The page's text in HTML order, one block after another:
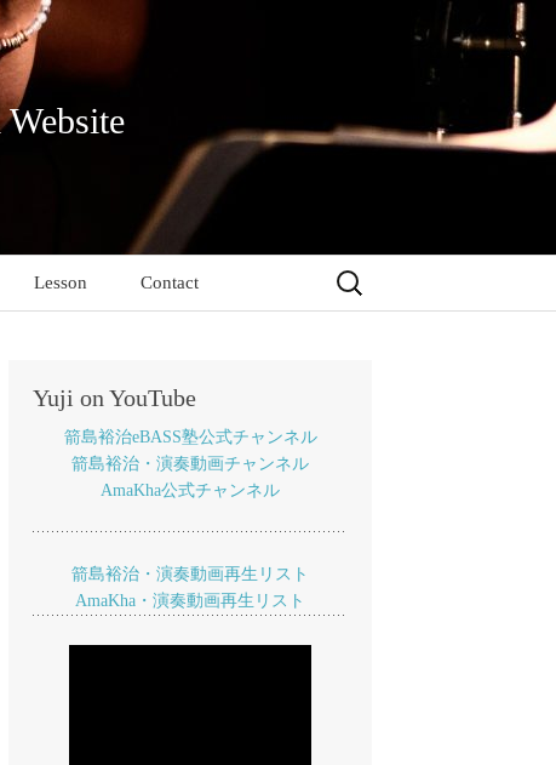
Lesson Contact
検
Yuji on YouTube
箭島裕治eBASS塾公式チャンネル
箭島裕治・演奏動画チャンネル
AmaKha公式チャンネル
箭島裕治・演奏動画再生リスト
AmaKha・演奏動画再生リスト